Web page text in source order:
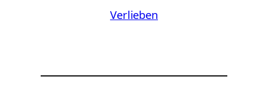
Verlieben